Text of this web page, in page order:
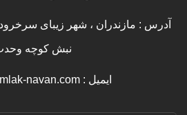
آدرس : مازندران ، شهر زیبای
نبش کوچه
ایمیل : info [@] amlak-navan.com